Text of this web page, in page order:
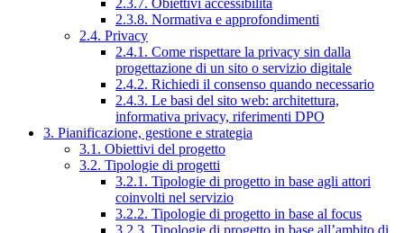
2.3.7. Obiettivi accessibilità
2.3.8. Normativa e approfondimenti
2.4. Privacy
2.4.1. Come rispettare la privacy sin dalla
progettazione di un sito o servizio digitale
2.4.2. Richiedi il consenso quando necessario
2.4.3. Le basi del sito web: architettura,
informativa privacy, riferimenti DPO
3. Pianificazione, gestione e strategia
3.1. Obiettivi del progetto
3.2. Tipologie di progetti
3.2.1. Tipologie di progetto in base agli attori
coinvolti nel servizio
3.2.2. Tipologie di progetto in base al focus
3.2.3. Tipologie di progetto in base all’ambito di